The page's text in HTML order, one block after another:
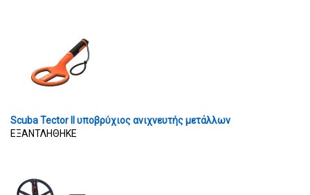
Scuba Tector II υποβρύχιος ανιχνευτής μετάλλων
ΕΞΑΝΤΛΗΘΗΚΕ